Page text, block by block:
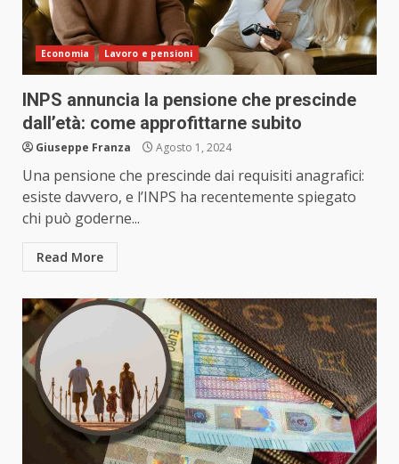
Economia Lavoro e pensioni
INPS annuncia la pensione che prescinde
dall’età: come approfittarne subito
Giuseppe Franza Agosto 1, 2024
Una pensione che prescinde dai requisiti anagrafici:
esiste davvero, e l’INPS ha recentemente spiegato
chi può goderne...
Read More